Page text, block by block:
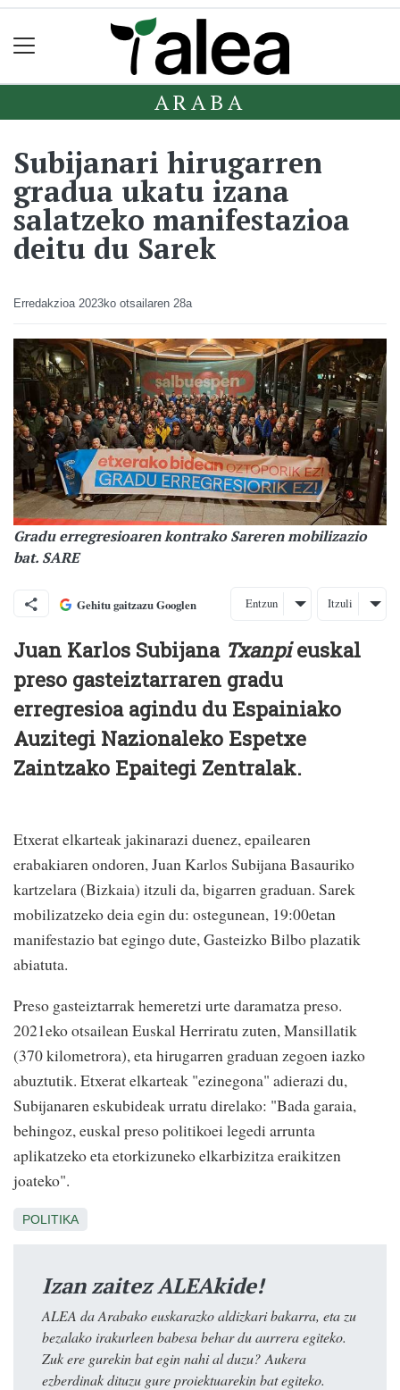
ARABA
Subijanari hirugarren
gradua ukatu izana
salatzeko manifestazioa
deitu du Sarek
Erredakzioa 2023ko otsailaren 28a
Gradu erregresioaren kontrako Sareren mobilizazio
bat. SARE
Gehitu gaitzazu Googlen Entzun Itzuli
Juan Karlos Subijana Txanpieuskal
preso gasteiztarraren gradu
erregresioa agindu du Espainiako
Auzitegi Nazionaleko Espetxe
Zaintzako Epaitegi Zentralak.
Etxerat elkarteak jakinarazi duenez, epailearen
erabakiaren ondoren, Juan Karlos Subijana Basauriko
kartzelara (Bizkaia) itzuli da, bigarren graduan. Sarek
mobilizatzeko deia egin du: ostegunean, 19:00etan
manifestazio bat egingo dute, Gasteizko Bilbo plazatik
abiatuta.
Preso gasteiztarrak hemeretzi urte daramatza preso.
2021eko otsailean Euskal Herriratu zuten, Mansillatik
(370 kilometrora), eta hirugarren graduan zegoen iazko
abuztutik. Etxerat elkarteak "ezinegona" adierazi du,
Subijanaren eskubideak urratu direlako: "Bada garaia,
behingoz, euskal preso politikoei legedi arrunta
aplikatzeko eta etorkizuneko elkarbizitza eraikitzen
joateko".
POLITIKA
Izan zaitez ALEAkide!
ALEA da Arabako euskarazko aldizkari bakarra, eta zu
bezalako irakurleen babesa behar du aurrera egiteko.
Zuk ere gurekin bat egin nahi al duzu? Aukera
ezberdinak dituzu gure proiektuarekin bat egiteko.